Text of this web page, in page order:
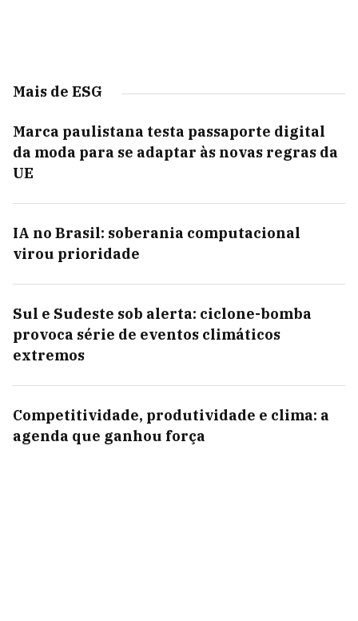
Mais de ESG
Marca paulistana testa passaporte digital
da moda para se adaptar às novas regras da
UE
IA no Brasil: soberania computacional
virou prioridade
Sul e Sudeste sob alerta: ciclone-bomba
provoca série de eventos climáticos
extremos
Competitividade, produtividade e clima: a
agenda que ganhou força